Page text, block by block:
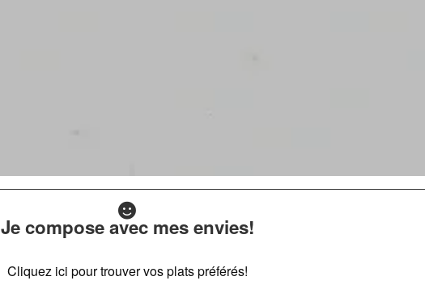
Je compose avec mes envies!
Cliquez ici pour trouver vos plats préférés!